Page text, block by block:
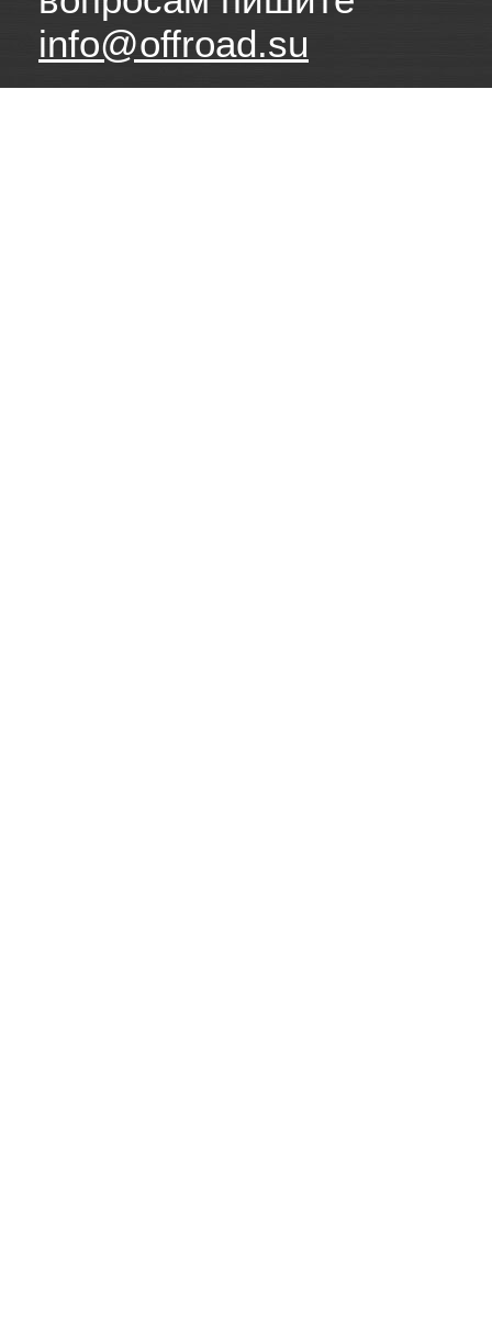
info@offroad.su